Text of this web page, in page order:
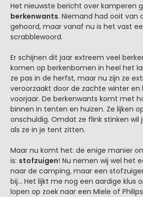
Het nieuwste bericht over kamperen
berkenwants. Niemand had ooit van
gehoord, maar vanaf nu is het vast
scrabblewoord.
Er schijnen dit jaar extreem veel
komen op berkenbomen in heel het
ze pas in de herfst, maar nu zijn ze
veroorzaakt door de zachte winter en
voorjaar. De berkenwants komt met
binnen in tenten en huizen. Ze lijken
onschuldig. Omdat ze flink stinken wil
als ze in je tent zitten.
Maar nu komt het: de enige manier
is: stofzuigen! Nu nemen wij wel het
naar de camping, maar een
bij... Het lijkt me nog een aardige klus
lopen op zoek naar een Miele of